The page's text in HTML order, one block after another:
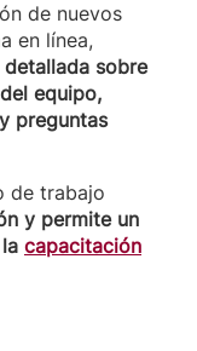
de nuevos
en línea,
sobre
equipo,
preguntas
de trabajo
y permite un
capacitación